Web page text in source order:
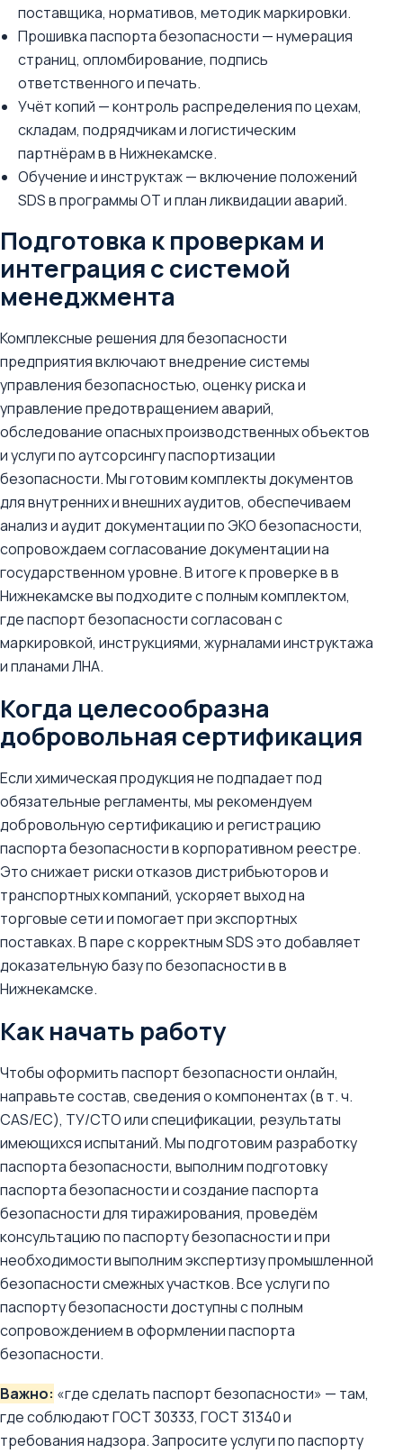
поставщика, нормативов, методик маркировки.
Прошивка паспорта безопасности — нумерация
страниц, опломбирование, подпись
ответственного и печать.
Учёт копий — контроль распределения по цехам,
складам, подрядчикам и логистическим
партнёрам в в Нижнекамске.
Обучение и инструктаж — включение положений
SDS в программы ОТ и план ликвидации аварий.
Подготовка к проверкам и
интеграция с системой
менеджмента
Комплексные решения для безопасности
предприятия включают внедрение системы
управления безопасностью, оценку риска и
управление предотвращением аварий,
обследование опасных производственных объектов
и услуги по аутсорсингу паспортизации
безопасности. Мы готовим комплекты документов
для внутренних и внешних аудитов, обеспечиваем
анализ и аудит документации по ЭКО безопасности,
сопровождаем согласование документации на
государственном уровне. В итоге к проверке в в
Нижнекамске вы подходите с полным комплектом,
где паспорт безопасности согласован с
маркировкой, инструкциями, журналами инструктажа
и планами ЛНА.
Когда целесообразна
добровольная сертификация
Если химическая продукция не подпадает под
обязательные регламенты, мы рекомендуем
добровольную сертификацию и регистрацию
паспорта безопасности в корпоративном реестре.
Это снижает риски отказов дистрибьюторов и
транспортных компаний, ускоряет выход на
торговые сети и помогает при экспортных
поставках. В паре с корректным SDS это добавляет
доказательную базу по безопасности в в
Нижнекамске.
Как начать работу
Чтобы оформить паспорт безопасности онлайн,
направьте состав, сведения о компонентах (в т. ч.
CAS/ЕС), ТУ/СТО или спецификации, результаты
имеющихся испытаний. Мы подготовим разработку
паспорта безопасности, выполним подготовку
паспорта безопасности и создание паспорта
безопасности для тиражирования, проведём
консультацию по паспорту безопасности и при
необходимости выполним экспертизу промышленной
безопасности смежных участков. Все услуги по
паспорту безопасности доступны с полным
сопровождением в оформлении паспорта
безопасности.
Важно: «где сделать паспорт безопасности» — там,
где соблюдают ГОСТ 30333, ГОСТ 31340 и
требования надзора. Запросите услуги по паспорту